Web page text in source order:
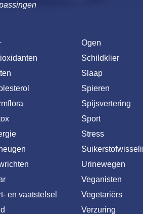
en vaatstelsel
Ogen
Schildklier
Slaap
Spieren
Spijsvertering
Sport
Stress
Urinewegen
Veganisten
Vegetariërs
Verzuring